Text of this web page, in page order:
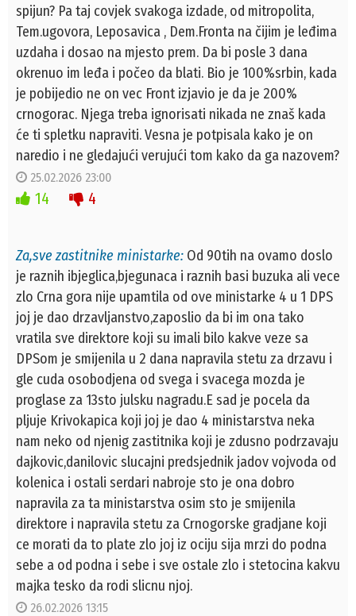
spijun? Pa taj covjek svakoga izdade, od mitropolita,
Tem.ugovora, Leposavica , Dem.Fronta na čijim je leđima
uzdaha i dosao na mjesto prem. Da bi posle 3 dana
okrenuo im leđa i počeo da blati. Bio je 100%srbin, kada
je pobijedio ne on vec Front izjavio je da je 200%
crnogorac. Njega treba ignorisati nikada ne znaš kada
će ti spletku napraviti. Vesna je potpisala kako je on
naredio i ne gledajući verujući tom kako da ga nazovem?
25.02.2026 23:00
14 4
Za,sve zastitnike ministarke: Od 90tih na ovamo doslo
je raznih ibjeglica,bjegunaca i raznih basi buzuka ali vece
zlo Crna gora nije upamtila od ove ministarke 4 u 1 DPS
joj je dao drzavljanstvo,zaposlio da bi im ona tako
vratila sve direktore koji su imali bilo kakve veze sa
DPSom je smijenila u 2 dana napravila stetu za drzavu i
gle cuda osobodjena od svega i svacega mozda je
proglase za 13sto julsku nagradu.E sad je pocela da
pljuje Krivokapica koji joj je dao 4 ministarstva neka
nam neko od njenig zastitnika koji je zdusno podrzavaju
dajkovic,danilovic slucajni predsjednik jadov vojvoda od
kolenica i ostali serdari nabroje sto je ona dobro
napravila za ta ministarstva osim sto je smijenila
direktore i napravila stetu za Crnogorske gradjane koji
ce morati da to plate zlo joj iz ociju sija mrzi do podna
sebe a od podna i sebe i sve ostale zlo i stetocina kakvu
majka tesko da rodi slicnu njoj.
26.02.2026 13:15